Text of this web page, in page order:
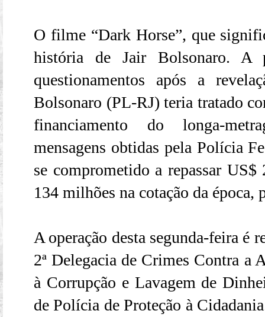
O filme “Dark Horse”, que
história de Jair Bolsonaro. A
questionamentos após a
Bolsonaro (PL-RJ) teria tratado
financiamento do longa-
mensagens obtidas pela Polícia
se comprometido a repassar
134 milhões na cotação da
A operação desta segunda-feira é
2ª Delegacia de Crimes Contra a
à Corrupção e Lavagem de
de Polícia de Proteção à